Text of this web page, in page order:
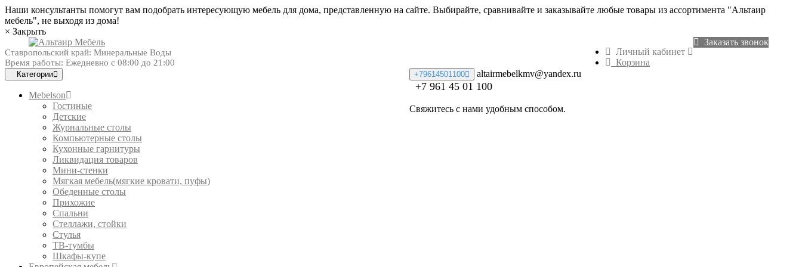
Наши консультанты помогут вам подобрать интересующую мебель для дома, представленную на сайте. Выбирайте, сравнивайте и заказывайте любые товары из ассортимента "Альтаир
мебель", не выходя из дома!
× Закрыть
Заказать звонок
Личный кабинет
Корзина
Ставропольский край: Минеральные Воды
Время работы: Ежедневно с 08:00 до 21:00
+79614501100 altairmebelkmv@yandex.ru
+7 961 45 01 100
Свяжитесь с нами удобным способом.
Категории
Mebelson
Гостиные
Детские
Журнальные столы
Компьютерные столы
Кухонные гарнитуры
Ликвидация товаров
Мини-стенки
Мягкая мебель(мягкие кровати, пуфы)
Обеденные столы
Прихожие
Спальни
Стеллажи, стойки
Стулья
ТВ-тумбы
Шкафы-купе